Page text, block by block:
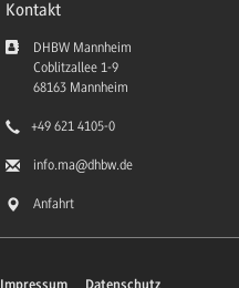
Kontakt
DHBW Mannheim
Coblitzallee 1-9
68163 Mannheim
+49 621 4105-0
info.ma@dhbw.de
Anfahrt